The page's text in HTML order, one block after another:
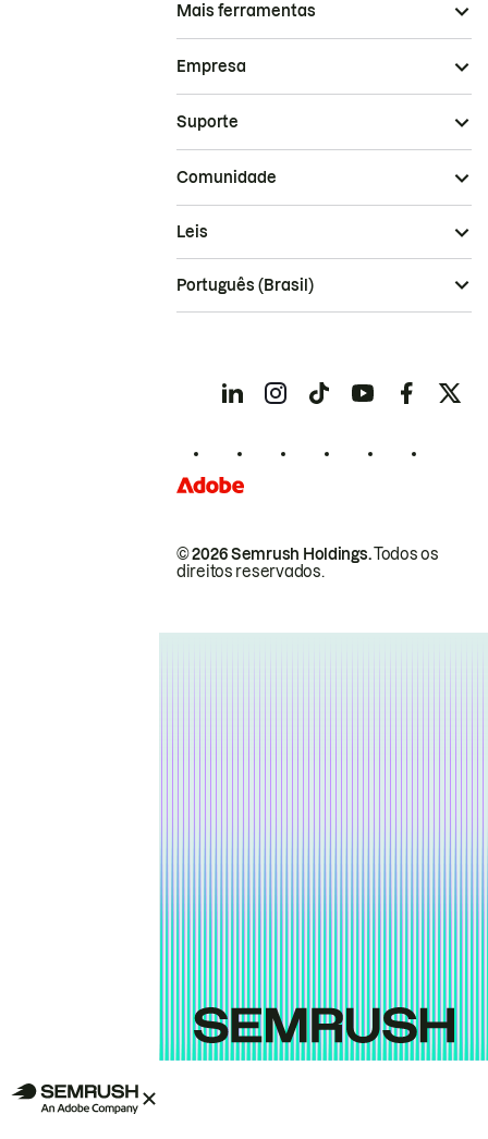
Mais ferramentas
Empresa
Suporte
Comunidade
© 2026 Semrush Holdings.Todos os
direitos reservados.
Leis
Português (Brasil)